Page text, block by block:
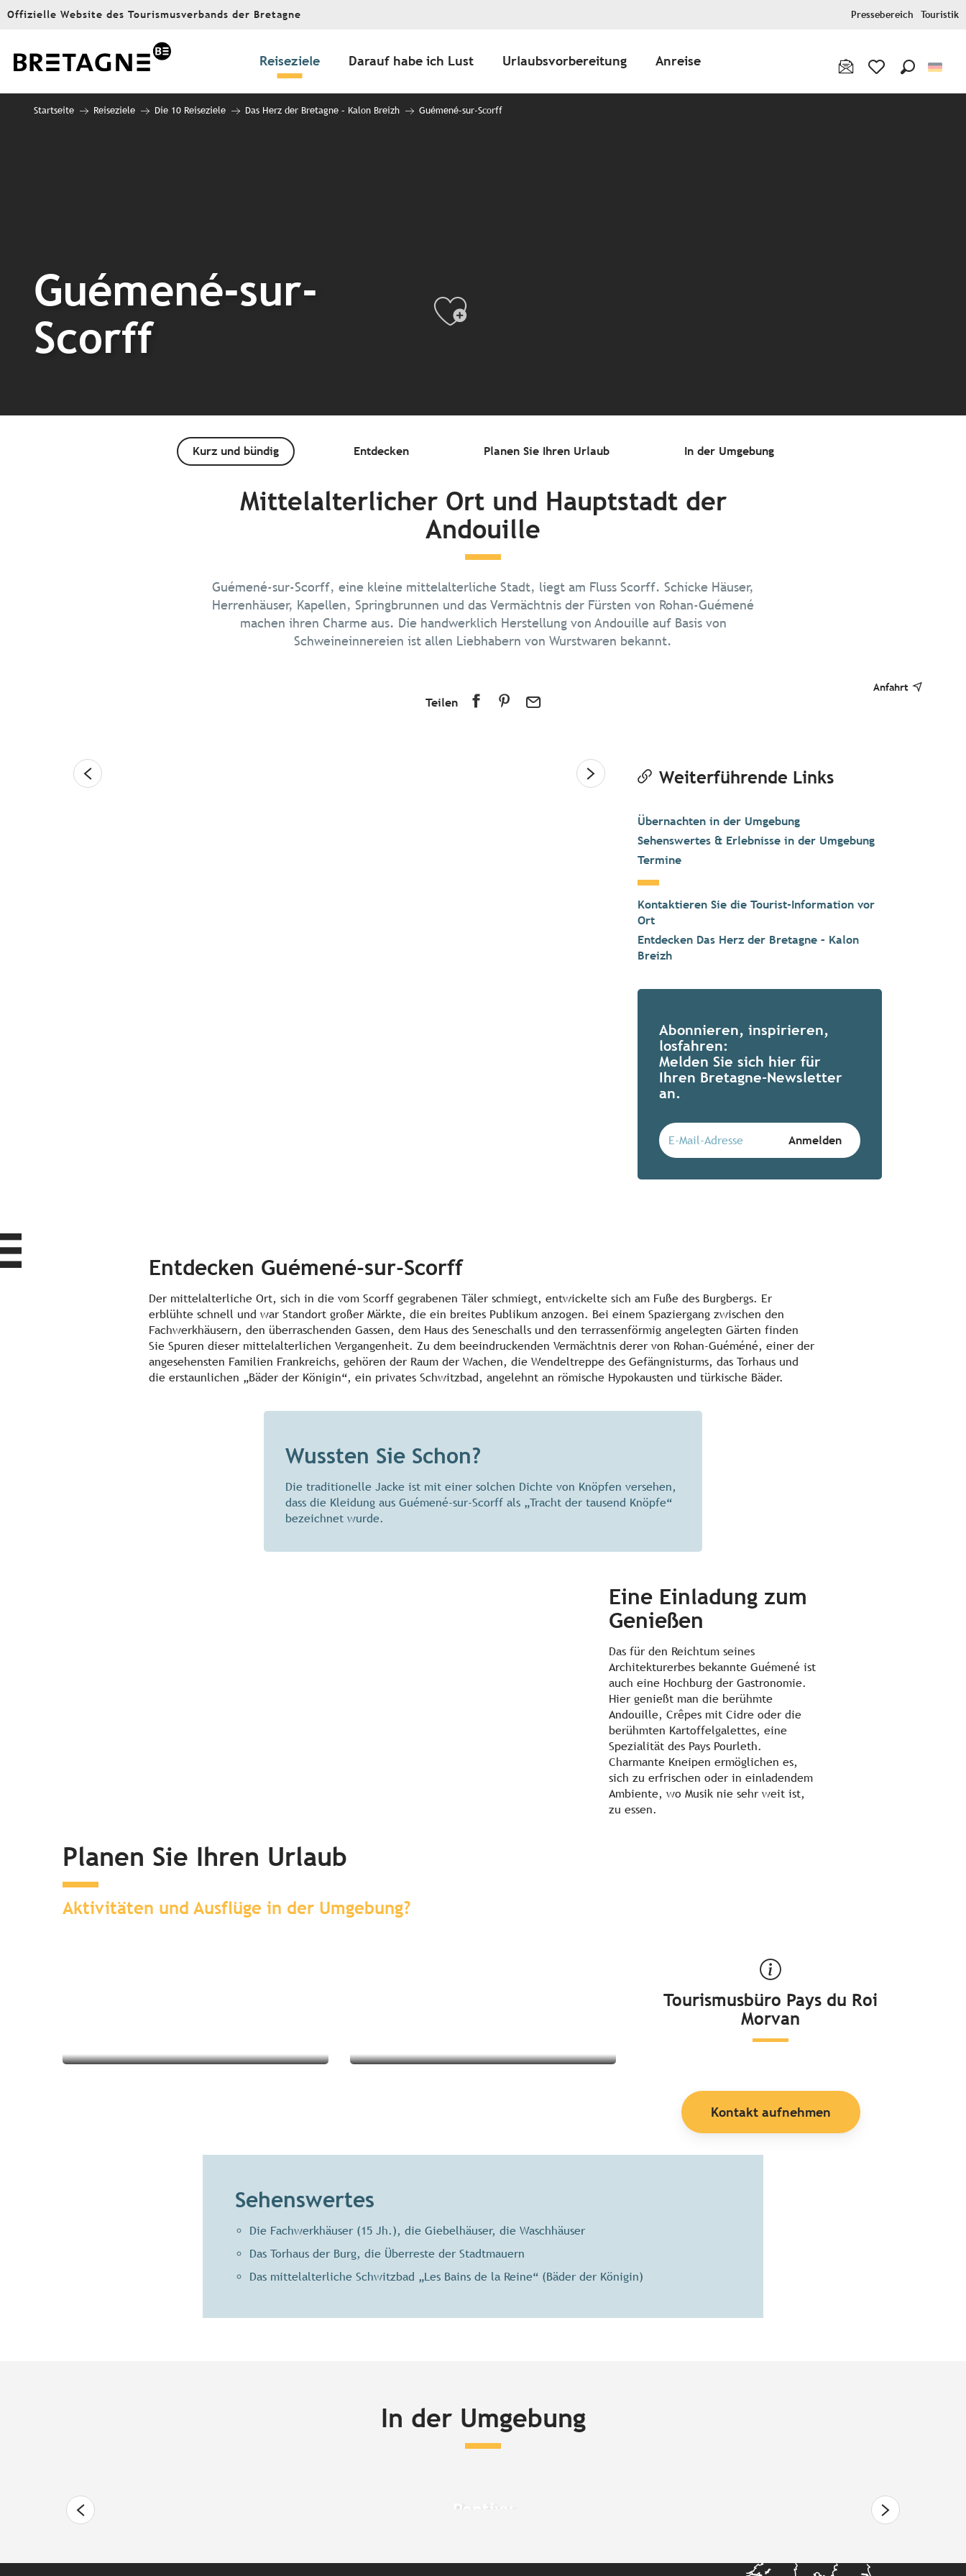
Aller
principal
Offizielle Website des Tourismusverbands der Bretagne Pressebereich Touristik
Reiseziele Darauf habe ich Lust Urlaubsvorbereitung Anreise
Anfahrt
Startseite Reiseziele Die 10 Reiseziele Das Herz der Bretagne – Kalon Breizh Guémené-sur-Scorff
Guémené-sur-
Scorff
Ajouter aux favoris
Kurz und bündig Entdecken Planen Sie Ihren Urlaub In der Umgebung
Mittelalterlicher Ort und Hauptstadt der
Andouille
Guémené-sur-Scorff, eine kleine mittelalterliche Stadt, liegt am Fluss Scorff. Schicke Häuser,
Herrenhäuser, Kapellen, Springbrunnen und das Vermächtnis der Fürsten von Rohan-Guémené
machen ihren Charme aus. Die handwerklich Herstellung von Andouille auf Basis von
Schweineinnereien ist allen Liebhabern von Wurstwaren bekannt.
Teilen
Weiterführende Links
Übernachten in der Umgebung
Sehenswertes & Erlebnisse in der Umgebung
Termine
Kontaktieren Sie die Tourist-Information vor
Ort
Entdecken Das Herz der Bretagne – Kalon
Breizh
Abonnieren, inspirieren,
losfahren:
Melden Sie sich hier für
Ihren Bretagne-Newsletter
an.
Entdecken Guémené-sur-Scorff
Der mittelalterliche Ort, sich in die vom Scorff gegrabenen Täler schmiegt, entwickelte sich am Fuße des Burgbergs. Er
erblühte schnell und war Standort großer Märkte, die ein breites Publikum anzogen. Bei einem Spaziergang zwischen den
Fachwerkhäusern, den überraschenden Gassen, dem Haus des Seneschalls und den terrassenförmig angelegten Gärten finden
Sie Spuren dieser mittelalterlichen Vergangenheit. Zu dem beeindruckenden Vermächtnis derer von Rohan-Guéméné, einer der
angesehensten Familien Frankreichs, gehören der Raum der Wachen, die Wendeltreppe des Gefängnisturms, das Torhaus und
die erstaunlichen „Bäder der Königin“, ein privates Schwitzbad, angelehnt an römische Hypokausten und türkische Bäder.
Wussten Sie Schon?
Die traditionelle Jacke ist mit einer solchen Dichte von Knöpfen versehen,
dass die Kleidung aus Guémené-sur-Scorff als „Tracht der tausend Knöpfe“
bezeichnet wurde.
Eine Einladung zum
Genießen
Das für den Reichtum seines
Architekturerbes bekannte Guémené ist
auch eine Hochburg der Gastronomie.
Hier genießt man die berühmte
Andouille, Crêpes mit Cidre oder die
berühmten Kartoffelgalettes, eine
Spezialität des Pays Pourleth.
Charmante Kneipen ermöglichen es,
sich zu erfrischen oder in einladendem
Ambiente, wo Musik nie sehr weit ist,
zu essen.
Planen Sie Ihren Urlaub
Aktivitäten und Ausflüge in der Umgebung?
Tourismusbüro Pays du Roi
Morvan
Kontakt aufnehmen
Sehenswertes
Die Fachwerkhäuser (15 Jh.), die Giebelhäuser, die Waschhäuser
Das Torhaus der Burg, die Überreste der Stadtmauern
Das mittelalterliche Schwitzbad „Les Bains de la Reine“ (Bäder der Königin)
In der Umgebung
Pontivy